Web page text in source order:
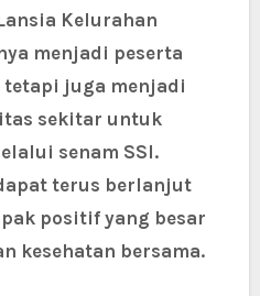
Kelurahan
menjadi peserta
tetapi juga menjadi
sekitar untuk
senam SSI.
terus berlanjut
positif yang besar
kesehatan bersama.